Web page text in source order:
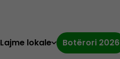
Lajme lokale Botërori 2026